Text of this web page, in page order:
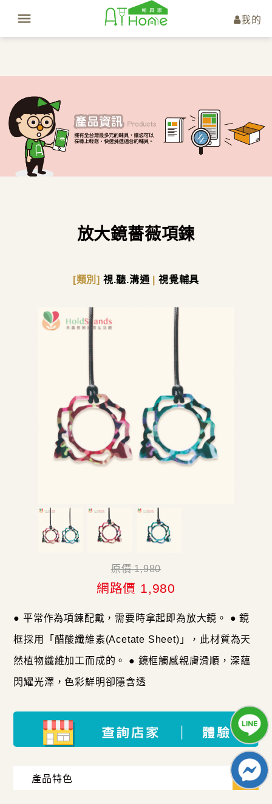
我的
放大鏡薔薇項鍊
[類別] 視.聽.溝通 視覺輔具
原價 1,980
網路價 1,980
● 平常作為項鍊配戴，需要時拿起即為放大鏡。 ● 鏡
框採用「醋酸纖維素(Acetate Sheet)」，此材質為天
然植物纖維加工而成的。 ● 鏡框觸感親膚滑順，深蘊
閃耀光澤，色彩鮮明卻隱含透